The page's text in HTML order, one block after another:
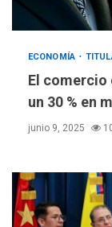
ECONOMÍA
El comercio
un 30 % en
junio 9, 2025